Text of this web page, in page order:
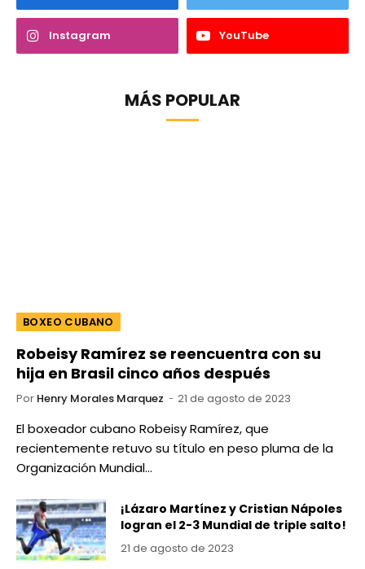
Instagram YouTube
MÁS POPULAR
BOXEO CUBANO
Robeisy Ramírez se reencuentra con su
hija en Brasil cinco años después
Por Henry Morales Marquez 21 de agosto de 2023
El boxeador cubano Robeisy Ramírez, que
recientemente retuvo su título en peso pluma de la
Organización Mundial…
¡Lázaro Martínez y Cristian Nápoles
logran el 2-3 Mundial de triple salto!
21 de agosto de 2023